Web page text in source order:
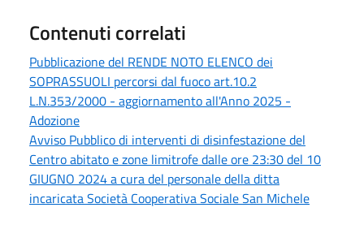
Contenuti correlati
Pubblicazione del RENDE NOTO ELENCO dei
SOPRASSUOLI percorsi dal fuoco art.10.2
L.N.353/2000 - aggiornamento all'Anno 2025 -
Adozione
Avviso Pubblico di interventi di disinfestazione del
Centro abitato e zone limitrofe dalle ore 23:30 del 10
GIUGNO 2024 a cura del personale della ditta
incaricata Società Cooperativa Sociale San Michele